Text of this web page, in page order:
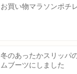
お買い物マラソンポ
冬のあったかスリッパ
ムブーツにしました